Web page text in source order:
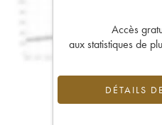
Accès
aux statistiques de
DÉTAILS